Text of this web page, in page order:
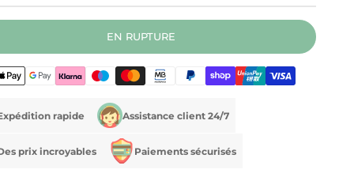
EN RUPTURE
rapide Assistance client 24/7
prix incroyables Paiements sécurisés